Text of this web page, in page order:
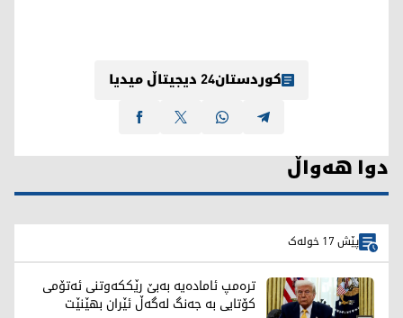
کوردستان24 دیجیتاڵ میدیا
دوا هەواڵ
پێش 17 خولەک
ترەمپ ئامادەیە بەبێ رێککەوتنی ئەتۆمی
کۆتایی بە جەنگ لەگەڵ ئێران بهێنێت